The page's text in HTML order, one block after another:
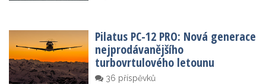
Pilatus PC-12 PRO: Nová generace
nejprodávanějšího
turbovrtulového letounu
36 příspěvků